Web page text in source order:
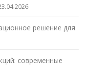
решение для
современные